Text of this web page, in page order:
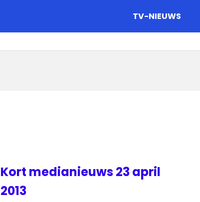
TV-NIEUWS
Kort medianieuws 23 april
2013